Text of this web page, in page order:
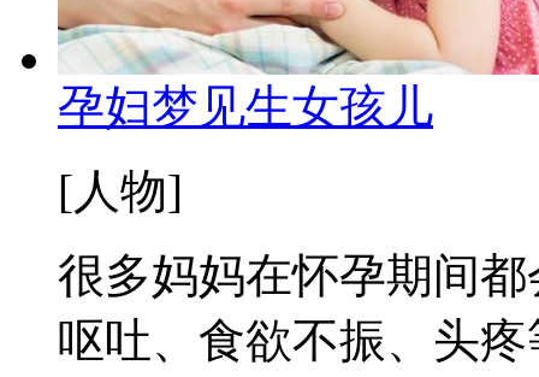
孕妇梦见生女孩儿
[人物]
很多妈妈在怀孕期间
呕吐、食欲不振、头